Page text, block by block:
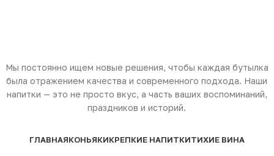
Мы постоянно ищем новые решения, чтобы каждая бутылка
была отражением качества и современного подхода. Наши
напитки — это не просто вкус, а часть ваших воспоминаний,
праздников и историй.
ГЛАВНАЯКОНЬЯКИКРЕПКИЕ НАПИТКИТИХИЕ ВИНА